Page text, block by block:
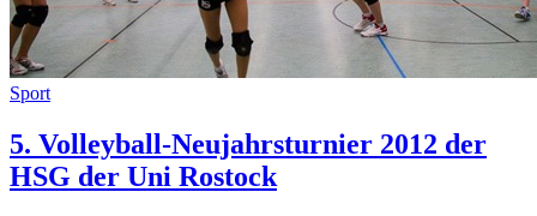
Sport
5. Volleyball-Neujahrsturnier 2012 der
HSG der Uni Rostock